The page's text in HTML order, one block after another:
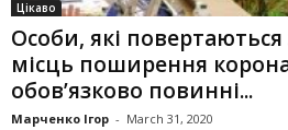
Цікаво
Особи, які
місць поширення
обов’язково повинні...
Марченко Ігор - March 31, 2020